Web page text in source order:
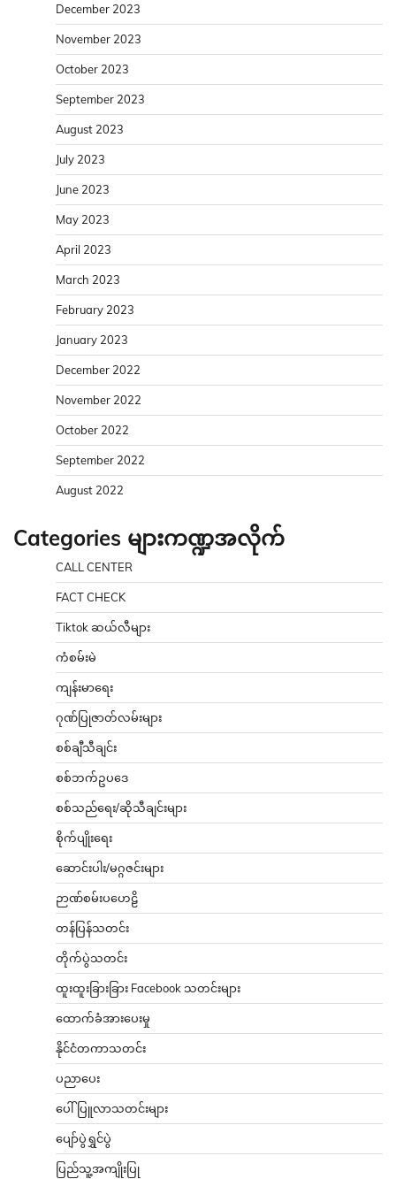
December 2023
November 2023
October 2023
September 2023
August 2023
July 2023
June 2023
May 2023
April 2023
March 2023
February 2023
January 2023
December 2022
November 2022
October 2022
September 2022
August 2022
Categories များကဏ္ဍအလိုက်
CALL CENTER
FACT CHECK
Tiktok ဆယ်လီများ
ကံစမ်းမဲ
ကျန်းမာရေး
ဂုဏ်ပြုဇာတ်လမ်းများ
စစ်ချီသီချင်း
စစ်ဘက်ဥပဒေ
စစ်သည်ရေး/ဆိုသီချင်းများ
စိုက်ပျိုးရေး
ဆောင်းပါး/မဂ္ဂဇင်းများ
ဉာဏ်စမ်းပဟေဠိ
တန်ပြန်သတင်း
တိုက်ပွဲသတင်း
ထူးထူးခြားခြား Facebook သတင်းများ
ထောက်ခံအားပေးမှု
နိုင်ငံတကာသတင်း
ပညာပေး
ပေါ်ပြူလာသတင်းများ
ပျော်ပွဲရွှင်ပွဲ
ပြည်သူ့အကျိုးပြု